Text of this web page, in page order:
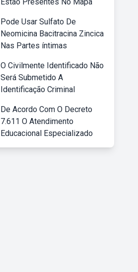
Pode Usar Sulfato De
Neomicina Bacitracina Zincica
Nas Partes íntimas
O Civilmente Identificado Não
Será Submetido A
Identificação Criminal
De Acordo Com O Decreto
7.611 O Atendimento
Educacional Especializado